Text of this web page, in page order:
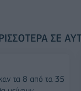
ΣΕ
τα 8 από τα 35